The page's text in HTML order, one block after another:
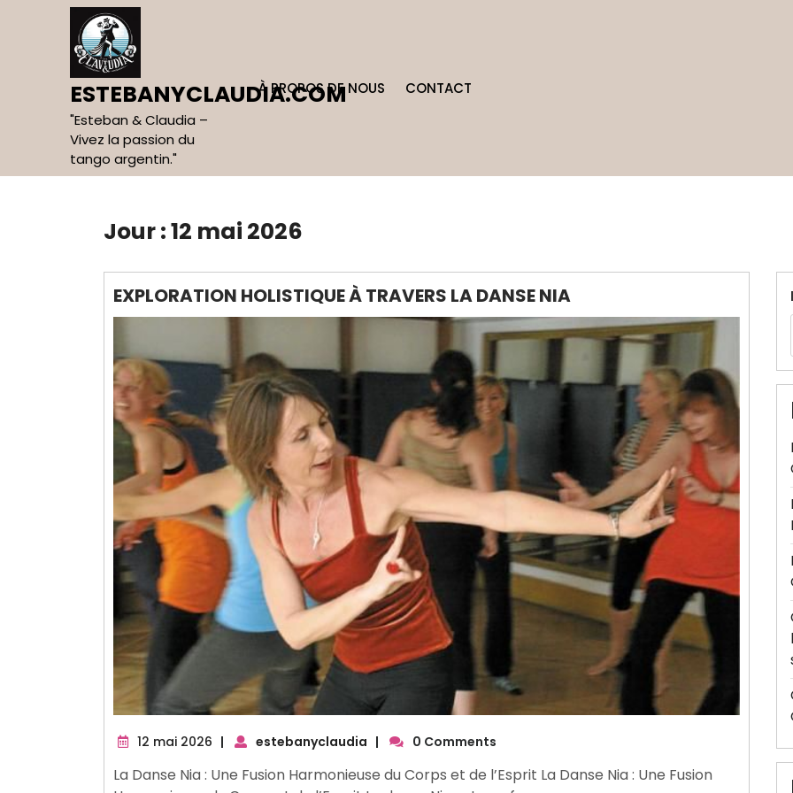
ESTEBANYCLAUDIA.COM
"Esteban & Claudia –
Vivez la passion du
tango argentin."
À PROPOS DE NOUS CONTACT
Jour :12 mai 2026
EXPLORATION HOLISTIQUE À TRAVERS LA DANSE NIA
12 mai 2026 12
2026
| estebanyclaudia | 0 Comments
La Danse Nia : Une Fusion Harmonieuse du Corps et de l’Esprit La Danse Nia : Une Fusion